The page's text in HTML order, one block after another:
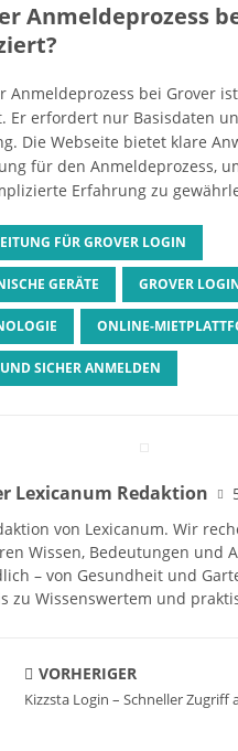
Anmeldeprozess
Anmeldeprozess bei Grover
Er erfordert nur Basisdaten
Die Webseite bietet klare
für den Anmeldeprozess,
Erfahrung zu
FÜR GROVER LOGIN
GERÄTE GROVER
ONLINE-
SICHER ANMELDEN
Lexicanum Redaktion
von Lexicanum. Wir
Wissen, Bedeutungen und
– von Gesundheit und
zu Wissenswertem und
VORHERIGER
Kizzsta Login – Schneller Zugriff